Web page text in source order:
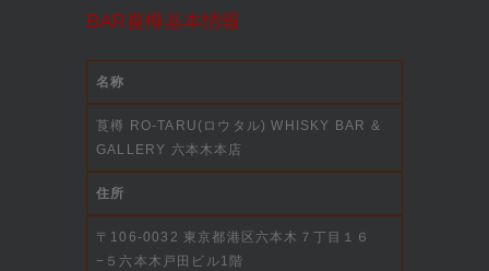
BAR莨樽基本情報
名称
莨樽 RO-TARU(ロウタル) WHISKY BAR &
GALLERY 六本木本店
住所
〒106-0032 東京都港区六本木７丁目１６
−５六本木戸田ビル1階